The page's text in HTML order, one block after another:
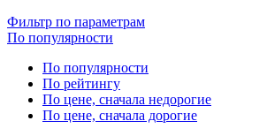
Фильтр по параметрам
По популярности
По популярности
По рейтингу
По цене, сначала недорогие
По цене, сначала дорогие